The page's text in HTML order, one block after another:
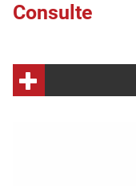
Consulte